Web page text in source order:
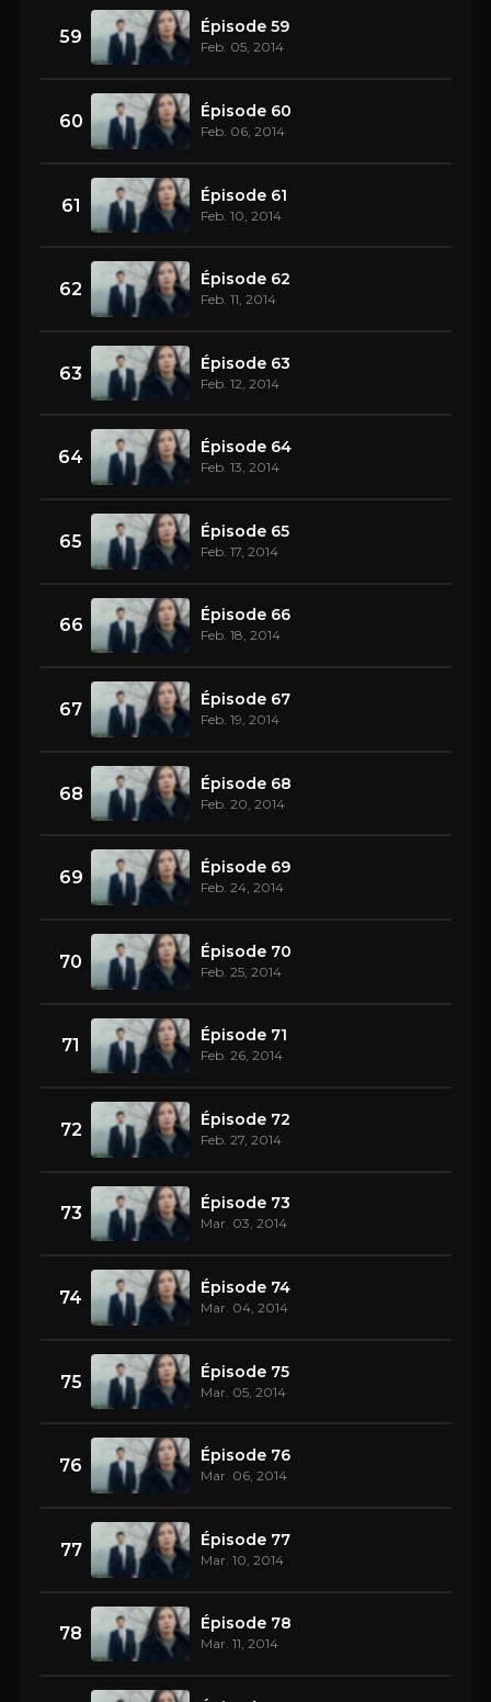
59 Épisode 59
Feb. 05, 2014
60 Épisode 60
Feb. 06, 2014
61 Épisode 61
Feb. 10, 2014
62 Épisode 62
Feb. 11, 2014
63 Épisode 63
Feb. 12, 2014
64 Épisode 64
Feb. 13, 2014
65 Épisode 65
Feb. 17, 2014
66 Épisode 66
Feb. 18, 2014
67 Épisode 67
Feb. 19, 2014
68 Épisode 68
Feb. 20, 2014
69 Épisode 69
Feb. 24, 2014
70 Épisode 70
Feb. 25, 2014
71 Épisode 71
Feb. 26, 2014
72 Épisode 72
Feb. 27, 2014
73 Épisode 73
Mar. 03, 2014
74 Épisode 74
Mar. 04, 2014
75 Épisode 75
Mar. 05, 2014
76 Épisode 76
Mar. 06, 2014
77 Épisode 77
Mar. 10, 2014
78 Épisode 78
Mar. 11, 2014